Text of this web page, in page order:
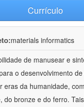
Currículo
materials informatics
de manusear e
o desenvolvimento
eras da humanidade,
do bronze e do ferro.